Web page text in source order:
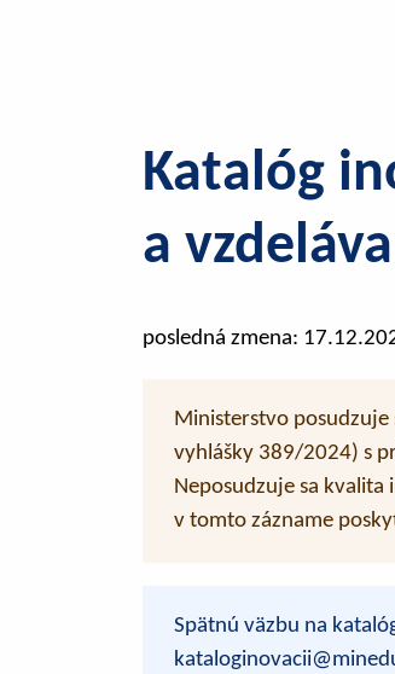
Katalóg
a
posledná zmena:
Ministerstvo posudzuje
vyhlášky 389/2024) s
Neposudzuje sa kvalita
v tomto zázname
Spätnú väzbu na